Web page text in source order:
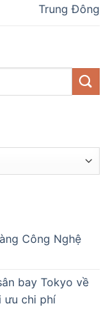
Trung Đông
Công Nghệ
bay Tokyo về
ưu chi phí